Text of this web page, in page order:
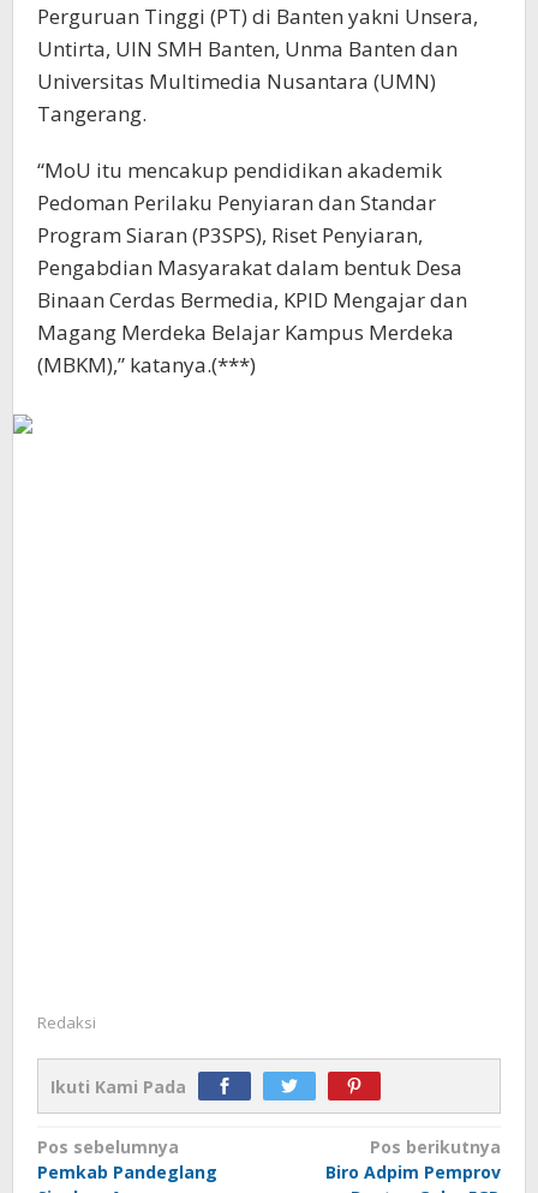
Perguruan Tinggi (PT) di Banten yakni Unsera,
Untirta, UIN SMH Banten, Unma Banten dan
Universitas Multimedia Nusantara (UMN)
Tangerang.
“MoU itu mencakup pendidikan akademik
Pedoman Perilaku Penyiaran dan Standar
Program Siaran (P3SPS), Riset Penyiaran,
Pengabdian Masyarakat dalam bentuk Desa
Binaan Cerdas Bermedia, KPID Mengajar dan
Magang Merdeka Belajar Kampus Merdeka
(MBKM),” katanya.(***)
Redaksi
Ikuti Kami Pada
Navigasi
pos
Pos sebelumnya
Pemkab Pandeglang
Pos berikutnya
Biro Adpim Pemprov